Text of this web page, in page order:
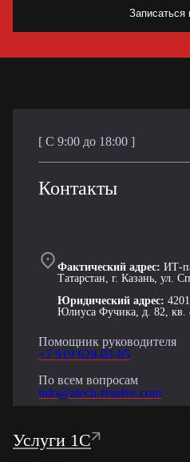
Записаться
[ С 9:00 до 18:00 ]
Контакты
Фактический адрес: ИТ-
Татарстан, г. Казань, ул.
Юридический адрес:
Юлиуса Фучика, д. 82, кв.
Помощник руководителя
+7 919 629-03-85
По всем вопросам
info@atech-resolve.com
Услуги 1С